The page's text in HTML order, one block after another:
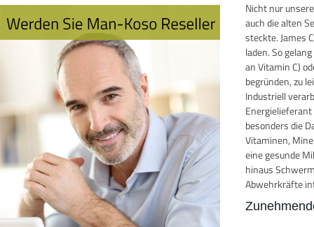
Nicht nur
auch die alten
steckte. James
laden. So
an Vitamin C)
begründen, zu
Industriell
besonders die
Vitaminen,
eine gesunde
hinaus
Abwehrkräfte